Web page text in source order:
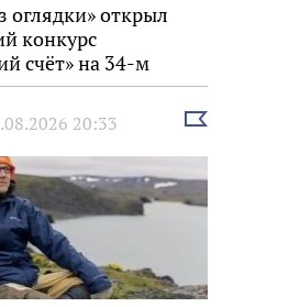
оглядки» открыл
конкурс
счёт» на 34-м
в Европу»
20:33
Выбрать